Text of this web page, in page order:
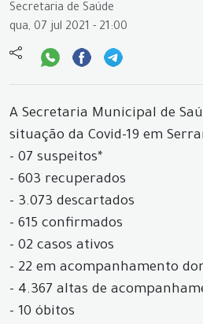
Secretaria de Saúde
qua, 07 jul 2021 - 21:00
A Secretaria Municipal de
situação da Covid-19 em
- 07 suspeitos*
- 603 recuperados
- 3.073 descartados
- 615 confirmados
- 02 casos ativos
- 22 em acompanhamento
- 4.367 altas de
- 10 óbitos